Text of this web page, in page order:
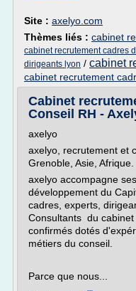
Site : axelyo.com
Thèmes liés : cabinet
cabinet recrutement cadres
dirigeants lyon / cabinet
cabinet recrutement
Cabinet
Conseil RH -
axelyo
axelyo, recrutement et
Grenoble, Asie, Afrique.
axelyo accompagne
développement du
cadres, experts,
Consultants du
confirmés dotés
métiers du conseil.
Parce que nous...